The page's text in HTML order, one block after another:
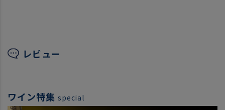
レビュー
ワイン特集 special